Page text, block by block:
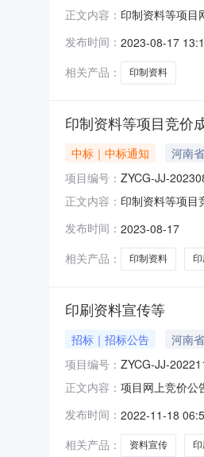
正文内容： 印制资料等项目
￥10000.00元
发布时间： 2023-08-17
相关产品：
印制资料
印制资料等项目竞价
中标｜中标通知 河南
项目编号： ZYCG-JJ-
正文内容： 印制资料等项目
京时间）：
发布时间： 2023-08-17
相关产品：
印制资料 印
印刷资料宣传等
招标｜招标公告 河南
项目编号： ZYCG-JJ-
正文内容： 项目网上竞价公
总计：￥
发布时间： 2022-11-18
相关产品：
资料宣传 印